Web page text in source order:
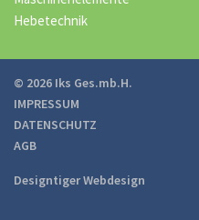
Hebetechnik
© 2026 Iks Ges.mb.H.
IMPRESSUM
DATENSCHUTZ
AGB
Designtiger Webdesign